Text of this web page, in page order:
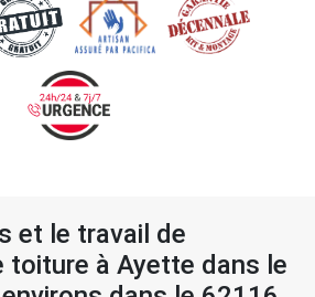
et le travail de
toiture à Ayette dans le